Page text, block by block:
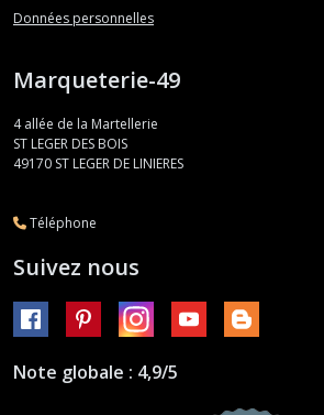
Données personnelles
Marqueterie-49
4 allée de la Martellerie
ST LEGER DES BOIS
49170 ST LEGER DE LINIERES
Téléphone
Suivez nous
Note globale : 4,9/5